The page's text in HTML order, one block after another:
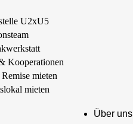
U2xU5
Kooperationen
mieten
mieten
Über uns